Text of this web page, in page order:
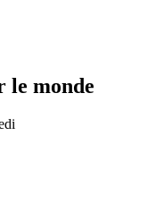
le monde